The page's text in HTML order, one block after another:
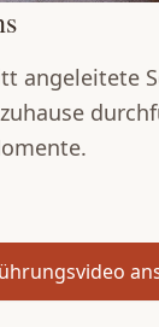
angeleitete